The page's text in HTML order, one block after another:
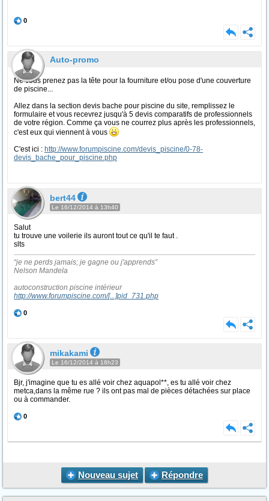
0
Auto-promo
Ne vous prenez pas la tête pour la fourniture et/ou pose d'une couverture
de piscine...
Allez dans la section devis bache pour piscine du site, remplissez le
formulaire et vous recevrez jusqu'à 5 devis comparatifs de professionnels
de votre région. Comme ça vous ne courrez plus après les professionnels,
c'est eux qui viennent à vous
C'est ici : http://www.forumpiscine.com/devis_piscine/0-78-
devis_bache_pour_piscine.php
bert44
Le 16/12/2014 à 13h40
Salut
tu trouve une voilerie ils auront tout ce qu'il te faut .
slts
“je ne perds jamais; je gagne ou j'apprends”
Nelson Mandela
autoconstruction piscine intérieur
http://www.forumpiscine.com/[...]pid_731.php
0
mikakami
Le 16/12/2014 à 18h23
Bjr, j'imagine que tu es allé voir chez aquapol**, es tu allé voir chez
metca,dans la même rue ? ils ont pas mal de pièces détachées sur place
ou à commander.
0
Nouveau sujet Répondre